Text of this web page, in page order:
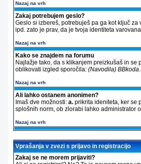
Nazaj na vrh
Zakaj potrebujem geslo?
Geslo si izbereš, potrebuješ pa ga kot ključ
ipd. zato je prav, da je tvoja identiteta
Nazaj na vrh
Kako se znajdem na forumu
Najlažje tako, da s klikanjem preizkušaš in se
oblikovati izgled sporočila: (Navodila) BBkoda
Nazaj na vrh
Ali lahko ostanem anonimen?
Imaš dve možnosti: a. prikrita ideniteta, ker se
splošnih norm, ob zlorabi lahko administrator
Nazaj na vrh
Vprašanja v zvezi s prijavo in registracijo
Zakaj se ne morem prijaviti?